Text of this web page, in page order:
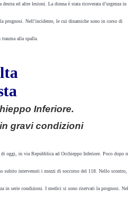
ed altre lesioni. La donna è stata ricoverata d’urgenza in
prognosi. Nell’incidente, le cui dinamiche sono in corso di
alla spalla.
Inferiore.
gravi condizioni
oggi, in via Repubblica ad Occhieppo Inferiore. Poco
subito intervenuti i mezzi di soccorso del 118. Nello
in serie condizioni. I medici si sono riservati la prognosi.